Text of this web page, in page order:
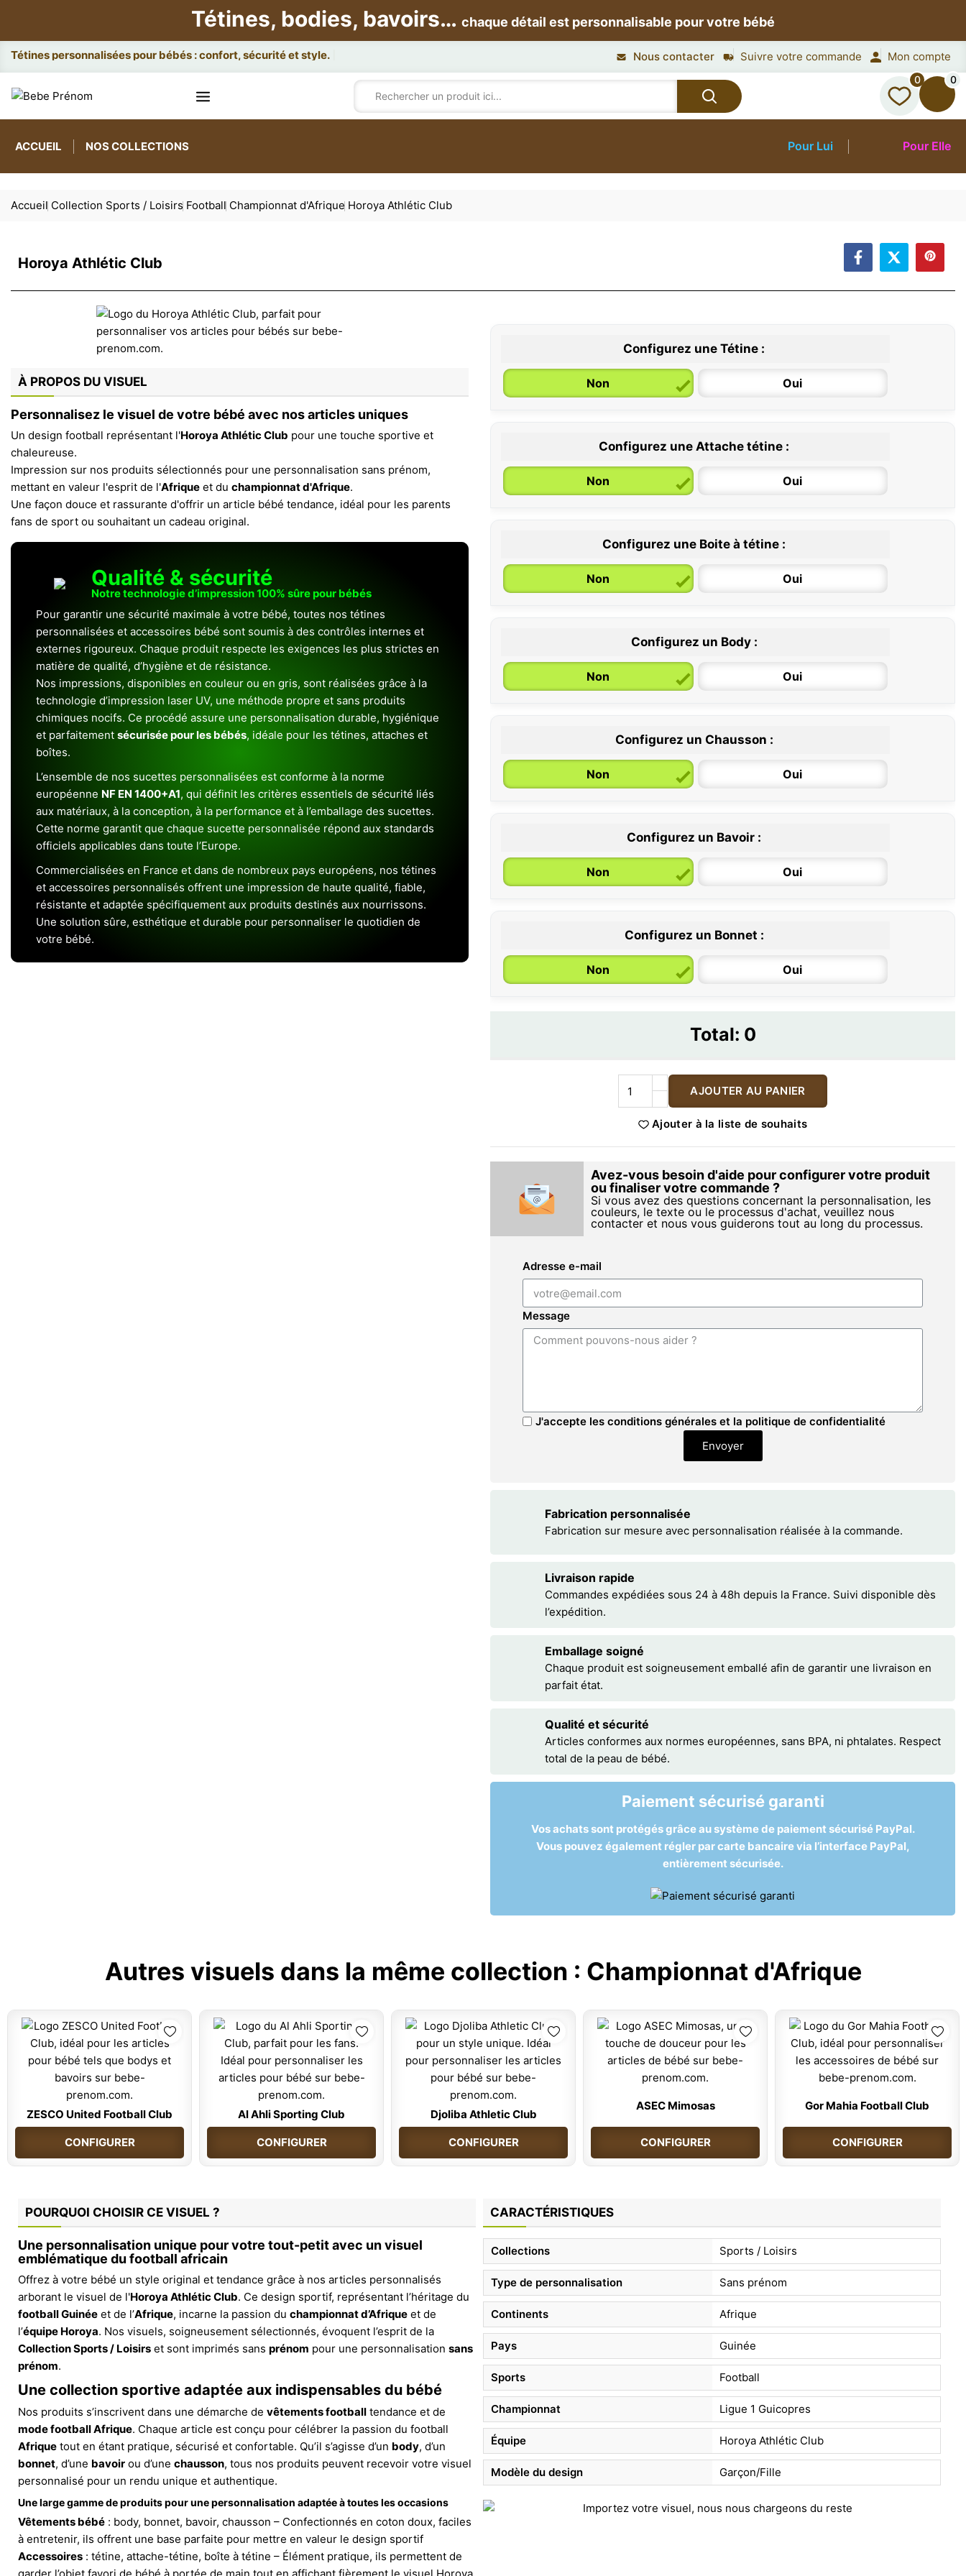
Tétines, bodies, bavoirs… chaque détail est personnalisable pour votre bébé
Attach Nous contacter Suivre votre commande Mon compte
0 0
ACCUEIL NOS COLLECTIONS Pour Lui Pour Elle
Accueil Collection Sports / Loisirs Football Championnat d'Afrique Horoya Athlétic Club
Horoya Athlétic Club
À PROPOS DU VISUEL
Personnalisez le visuel de votre bébé avec nos articles uniques
Un design football représentant l'Horoya Athlétic Club pour une touche sportive et
chaleureuse.
Impression sur nos produits sélectionnés pour une personnalisation sans prénom,
mettant en valeur l'esprit de l'Afrique et du championnat d'Afrique.
Une façon douce et rassurante d'offrir un article bébé tendance, idéal pour les parents
fans de sport ou souhaitant un cadeau original.
Qualité & sécurité
Notre technologie d’impression 100% sûre pour bébés
Pour garantir une sécurité maximale à votre bébé, toutes nos tétines
personnalisées et accessoires bébé sont soumis à des contrôles internes et
externes rigoureux. Chaque produit respecte les exigences les plus strictes en
matière de qualité, d’hygiène et de résistance.
Nos impressions, disponibles en couleur ou en gris, sont réalisées grâce à la
technologie d’impression laser UV, une méthode propre et sans produits
chimiques nocifs. Ce procédé assure une personnalisation durable, hygiénique
et parfaitement sécurisée pour les bébés, idéale pour les tétines, attaches et
boîtes.
L’ensemble de nos sucettes personnalisées est conforme à la norme
européenne NF EN 1400+A1, qui définit les critères essentiels de sécurité liés
aux matériaux, à la conception, à la performance et à l’emballage des sucettes.
Cette norme garantit que chaque sucette personnalisée répond aux standards
officiels applicables dans toute l’Europe.
Commercialisées en France et dans de nombreux pays européens, nos tétines
et accessoires personnalisés offrent une impression de haute qualité, fiable,
résistante et adaptée spécifiquement aux produits destinés aux nourrissons.
Une solution sûre, esthétique et durable pour personnaliser le quotidien de
votre bébé.
Configurez une Tétine :
Non Oui
0 / 6 mois
Configurez une Attache tétine :
Non Oui
Configurez une Boite à tétine :
Non Oui
Configurez un Body :
Non Oui
6 / 12 mois
Configurez un Chausson :
Non Oui
Configurez un Bavoir :
Non Oui
Configurez un Bonnet :
Non Oui
Total: 0
AJOUTER AU PANIER
Ajouter à la liste de souhaits
Avez-vous besoin d'aide pour configurer votre produit
ou finaliser votre commande ?
Si vous avez des questions concernant la personnalisation, les
couleurs, le texte ou le processus d'achat, veuillez nous
contacter et nous vous guiderons tout au long du processus.
Adresse e-mail
Message
J'accepte les conditions générales et la politique de confidentialité
Envoyer
Fabrication personnalisée
Fabrication sur mesure avec personnalisation réalisée à la commande.
Livraison rapide
Commandes expédiées sous 24 à 48h depuis la France. Suivi disponible dès
l’expédition.
Emballage soigné
Chaque produit est soigneusement emballé afin de garantir une livraison en
parfait état.
Qualité et sécurité
Articles conformes aux normes européennes, sans BPA, ni phtalates. Respect
total de la peau de bébé.
Paiement sécurisé garanti
Vos achats sont protégés grâce au système de paiement sécurisé PayPal.
Vous pouvez également régler par carte bancaire via l’interface PayPal,
entièrement sécurisée.
Autres visuels dans la même collection : Championnat d'Afrique
ZESCO United Football Club
CONFIGURER
Al Ahli Sporting Club
CONFIGURER
Djoliba Athletic Club
CONFIGURER
ASEC Mimosas
CONFIGURER
Gor Mahia Football Club
CONFIGURER
POURQUOI CHOISIR CE VISUEL ?
Une personnalisation unique pour votre tout-petit avec un visuel
emblématique du football africain
Offrez à votre bébé un style original et tendance grâce à nos articles personnalisés
arborant le visuel de l'Horoya Athlétic Club. Ce design sportif, représentant l’héritage du
football Guinée et de l’Afrique, incarne la passion du championnat d’Afrique et de
l’équipe Horoya. Nos visuels, soigneusement sélectionnés, évoquent l’esprit de la
Collection Sports / Loisirs et sont imprimés sans prénom pour une personnalisation sans
prénom.
Une collection sportive adaptée aux indispensables du bébé
Nos produits s’inscrivent dans une démarche de vêtements football tendance et de
mode football Afrique. Chaque article est conçu pour célébrer la passion du football
Afrique tout en étant pratique, sécurisé et confortable. Qu’il s’agisse d’un body, d’un
bonnet, d’une bavoir ou d’une chausson, tous nos produits peuvent recevoir votre visuel
personnalisé pour un rendu unique et authentique.
Une large gamme de produits pour une personnalisation adaptée à toutes les occasions
Vêtements bébé : body, bonnet, bavoir, chausson – Confectionnés en coton doux, faciles
à entretenir, ils offrent une base parfaite pour mettre en valeur le design sportif
Accessoires : tétine, attache-tétine, boîte à tétine – Élément pratique, ils permettent de
CARACTÉRISTIQUES
Collections Sports / Loisirs
Type de personnalisation Sans prénom
Continents Afrique
Pays Guinée
Sports Football
Championnat Ligue 1 Guicopres
Équipe Horoya Athlétic Club
Modèle du design Garçon/Fille